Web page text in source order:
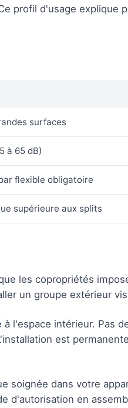
profil d'usage explique
surfaces
à 65 dB)
flexible obligatoire
supérieure aux splits
les copropriétés
un groupe extérieur
l'espace intérieur. Pas
est
soignée dans votre
d'autorisation en